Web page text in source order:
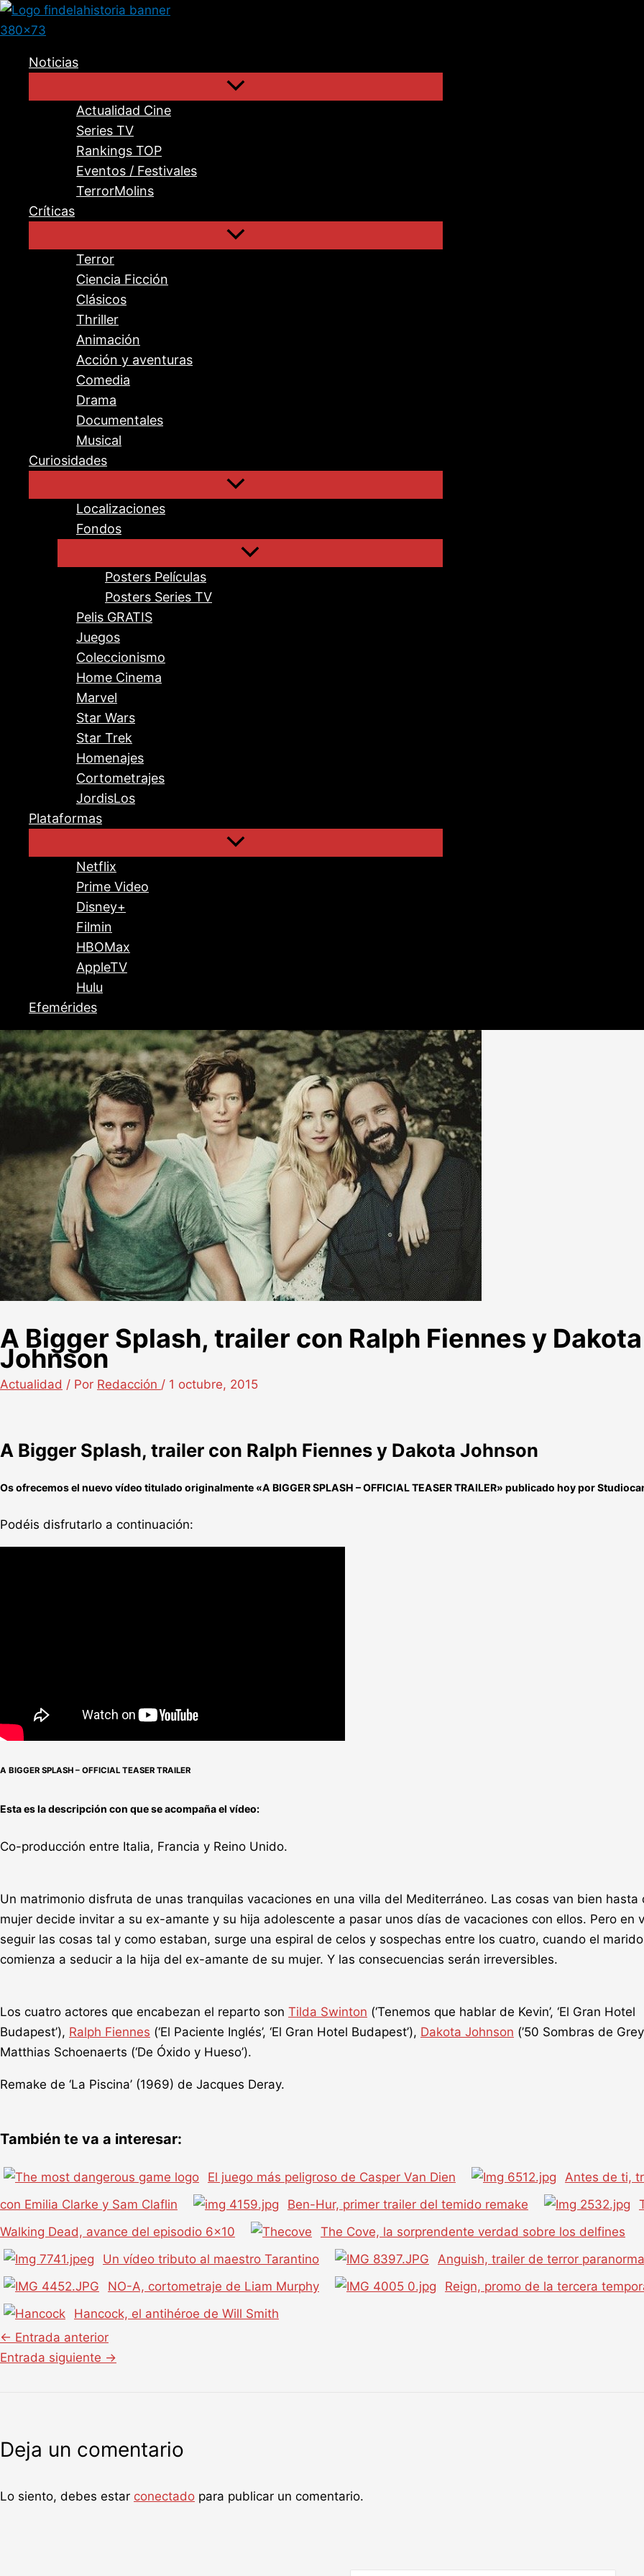
Ir
al
Noticias
Actualidad Cine
Series TV
Rankings TOP
Eventos / Festivales
TerrorMolins
Críticas
Terror
Ciencia Ficción
Clásicos
Thriller
Animación
Acción y aventuras
Comedia
Drama
Documentales
Musical
Curiosidades
Localizaciones
Fondos
Posters Películas
Posters Series TV
Pelis GRATIS
Juegos
Coleccionismo
Home Cinema
Marvel
Star Wars
Star Trek
Homenajes
Cortometrajes
JordisLos
Plataformas
Netflix
Prime Video
Disney+
Filmin
HBOMax
AppleTV
Hulu
Efemérides
A Bigger Splash, trailer con Ralph Fiennes y Dakota
Johnson
Actualidad / Por Redacción / 1 octubre, 2015
A Bigger Splash, trailer con Ralph Fiennes y Dakota Johnson
Os ofrecemos el nuevo vídeo titulado originalmente «A BIGGER SPLASH – OFFICIAL TEASER TRAILER» publicado hoy por
Podéis disfrutarlo a continuación:
A BIGGER SPLASH – OFFICIAL TEASER TRAILER
Esta es la descripción con que se acompaña el vídeo:
Co-producción entre Italia, Francia y Reino Unido.
Un matrimonio disfruta de unas tranquilas vacaciones en una villa del Mediterráneo. Las cosas van bien hasta
mujer decide invitar a su ex-amante y su hija adolescente a pasar unos días de vacaciones con ellos. Pero en
seguir las cosas tal y como estaban, surge una espiral de celos y sospechas entre los cuatro, cuando el marido
comienza a seducir a la hija del ex-amante de su mujer. Y las consecuencias serán irreversibles.
Los cuatro actores que encabezan el reparto son Tilda Swinton (‘Tenemos que hablar de Kevin’, ‘El Gran Hotel
Budapest’), Ralph Fiennes (‘El Paciente Inglés’, ‘El Gran Hotel Budapest’), Dakota Johnson (’50 Sombras de
Matthias Schoenaerts (‘De Óxido y Hueso’).
Remake de ‘La Piscina’ (1969) de Jacques Deray.
También te va a interesar:
El juego más peligroso de Casper Van Dien
Antes de ti,
con Emilia Clarke y Sam Claflin
Ben-Hur, primer trailer del temido remake
Walking Dead, avance del episodio 6×10
The Cove, la sorprendente verdad sobre los delfines
Un vídeo tributo al maestro Tarantino
Anguish, trailer de terror
NO-A, cortometraje de Liam Murphy
Reign, promo de la tercera
Hancock, el antihéroe de Will Smith
← Entrada anterior
Entrada siguiente →
Deja un comentario
Lo siento, debes estar conectado para publicar un comentario.